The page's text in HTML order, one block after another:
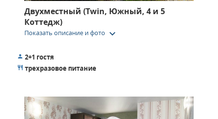
Двухместный (Twin, Южный, 4 и 5
Коттедж)
Показать описание и фото keyboard_arrow_down
2+1 гостя
трехразовое питание